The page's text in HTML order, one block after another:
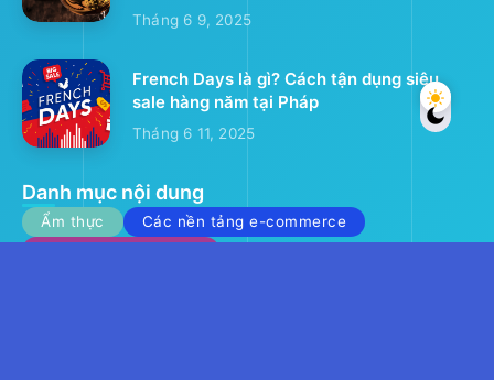
Tháng 6 9, 2025
French Days là gì? Cách tận dụng siêu
sale hàng năm tại Pháp
Tháng 6 11, 2025
Danh mục nội dung
Ẩm thực
Các nền tảng e-commerce